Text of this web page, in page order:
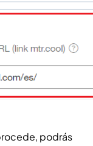
podrás